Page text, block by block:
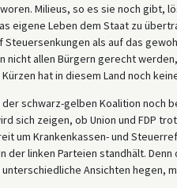
Milieus, so es sie noch gibt,
eigene Leben dem Staat zu
als auf das
nicht allen Bürgern gerecht
hat in diesem Land noch
schwarz-gelben Koalition noch
sich zeigen, ob Union und FDP
um Krankenkassen- und
der linken Parteien standhält.
Ansichten hegen,